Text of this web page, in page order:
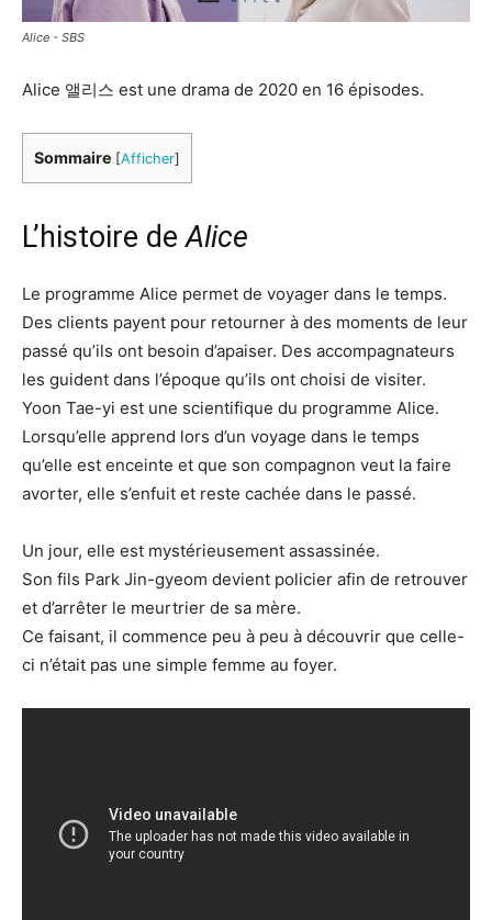
Alice - SBS
Alice 앨리스 est une drama de 2020 en 16 épisodes.
Sommaire [Afficher]
L’histoire deAlice
Le programme Alice permet de voyager dans le temps.
Des clients payent pour retourner à des moments de leur
passé qu’ils ont besoin d’apaiser. Des accompagnateurs
les guident dans l’époque qu’ils ont choisi de visiter.
Yoon Tae-yi est une scientifique du programme Alice.
Lorsqu’elle apprend lors d’un voyage dans le temps
qu’elle est enceinte et que son compagnon veut la faire
avorter, elle s’enfuit et reste cachée dans le passé.
Un jour, elle est mystérieusement assassinée.
Son fils Park Jin-gyeom devient policier afin de retrouver
et d’arrêter le meurtrier de sa mère.
Ce faisant, il commence peu à peu à découvrir que celle-
ci n’était pas une simple femme au foyer.